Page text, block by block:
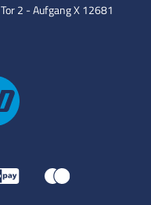
Tor 2 - Aufgang X12681